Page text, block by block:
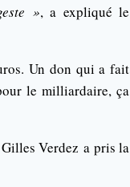
», a expliqué le
Un don qui a fait
le milliardaire, ça
Verdez a pris la